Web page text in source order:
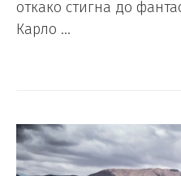
откако стигна до
Карло …